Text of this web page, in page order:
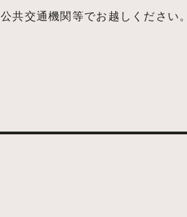
共交通機関等でお越しください。